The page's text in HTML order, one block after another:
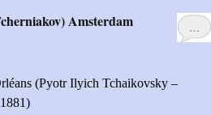
…
Amsterdam
(Pyotr Ilyich Tchaikovsky –